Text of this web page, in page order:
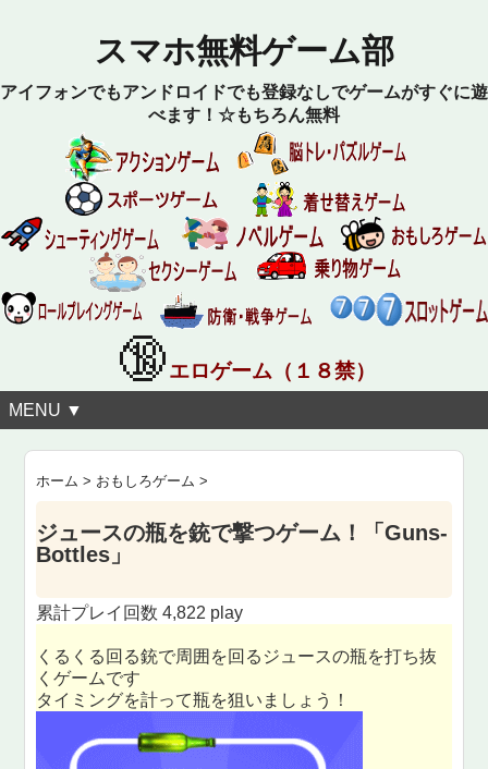
スマホ無料ゲーム部
アイフォンでもアンドロイドでも登録なしでゲームがすぐに遊
べます！☆もちろん無料
🔞エロゲーム（１８禁）
MENU ▼
ホーム > おもしろゲーム >
ジュースの瓶を銃で撃つゲーム！「Guns-
Bottles」
累計プレイ回数 4,822 play
くるくる回る銃で周囲を回るジュースの瓶を打ち抜
くゲームです
タイミングを計って瓶を狙いましょう！